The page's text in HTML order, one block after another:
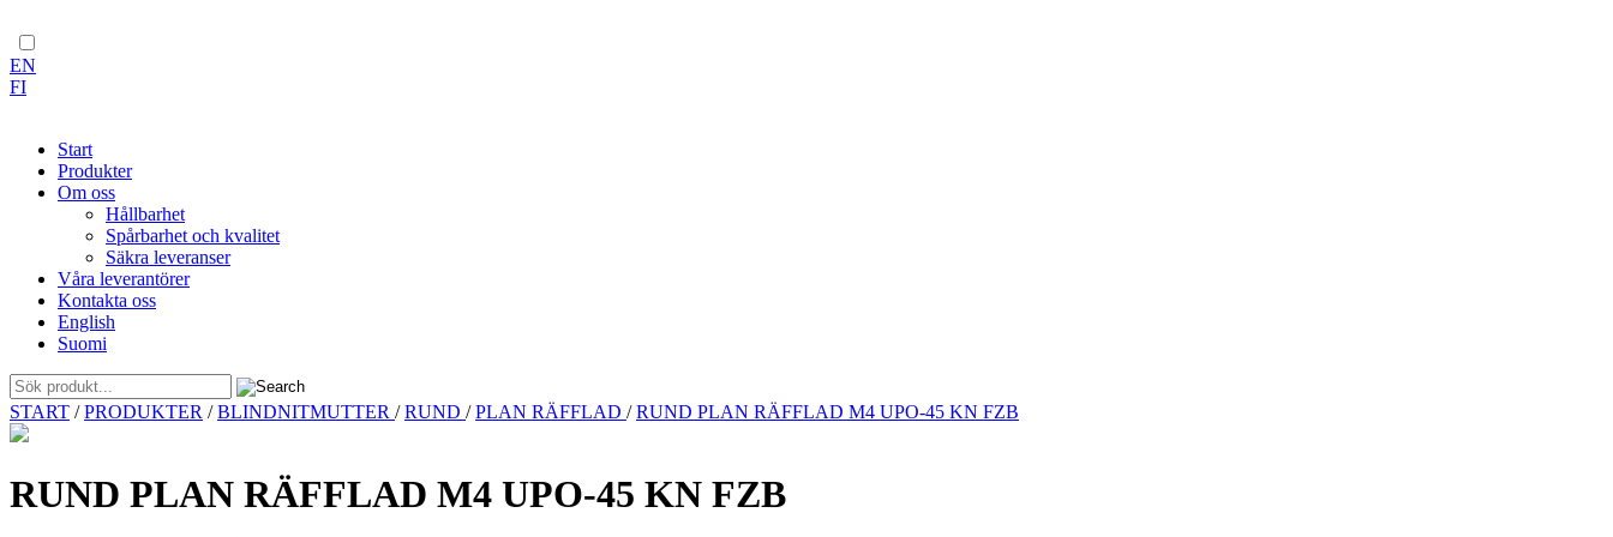
EN
FI
Start
Produkter
Om oss
Hållbarhet
Spårbarhet och kvalitet
Säkra leveranser
Våra leverantörer
Kontakta oss
English
Suomi
Skip
to
START /PRODUKTER /BLINDNITMUTTER /RUND /PLAN RÄFFLAD /RUND PLAN RÄFFLAD M4 UPO-45 KN FZB
RUND PLAN RÄFFLAD M4 UPO-45 KN FZB